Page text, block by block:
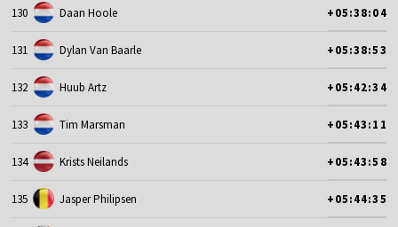
130 Daan Hoole +05:38:04
131 Dylan Van Baarle +05:38:53
132 Huub Artz +05:42:34
133 Tim Marsman +05:43:11
134 Krists Neilands +05:43:58
135 Jasper Philipsen +05:44:35